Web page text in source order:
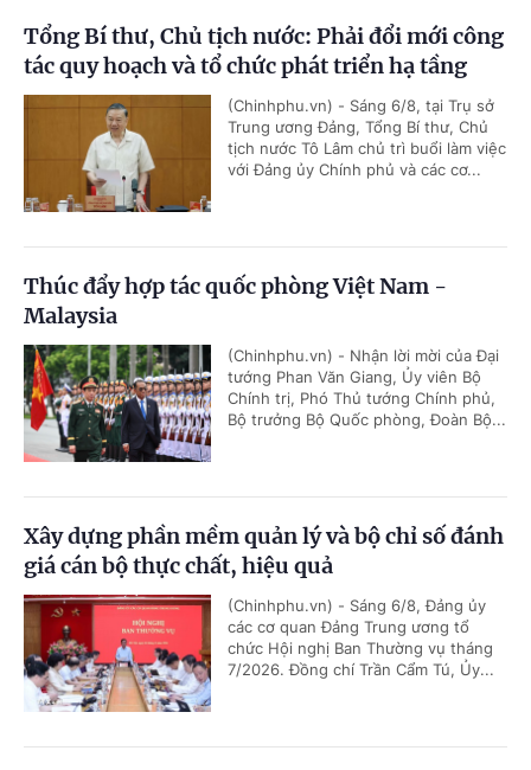
Tổng Bí thư, Chủ tịch nước: Phải đổi mới công
tác quy hoạch và tổ chức phát triển hạ tầng
(Chinhphu.vn) - Sáng 6/8, tại Trụ sở
Trung ương Đảng, Tổng Bí thư, Chủ
tịch nước Tô Lâm chủ trì buổi làm việc
với Đảng ủy Chính phủ và các cơ...
Thúc đẩy hợp tác quốc phòng Việt Nam -
Malaysia
(Chinhphu.vn) - Nhận lời mời của Đại
tướng Phan Văn Giang, Ủy viên Bộ
Chính trị, Phó Thủ tướng Chính phủ,
Bộ trưởng Bộ Quốc phòng, Đoàn Bộ...
Xây dựng phần mềm quản lý và bộ chỉ số đánh
giá cán bộ thực chất, hiệu quả
(Chinhphu.vn) - Sáng 6/8, Đảng ủy
các cơ quan Đảng Trung ương tổ
chức Hội nghị Ban Thường vụ tháng
7/2026. Đồng chí Trần Cẩm Tú, Ủy...